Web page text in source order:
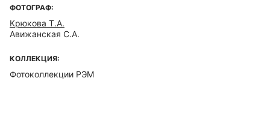
ФОТОГРАФ:
Крюкова Т.А.
Авижанская С.А.
КОЛЛЕКЦИЯ:
Фотоколлекции РЭМ